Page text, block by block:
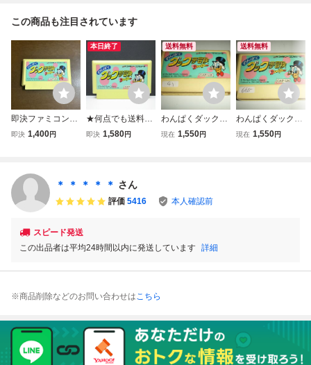
この商品も注目されています
即決ファミコンソ
フト わんぱくダッ
即決 1,400円
本日終了
★何点でも送料１
８５円★ わんぱく
作確認済み
即決 1,580円
送料無料
わんぱくダック夢
冒険 DUCKTALES
現在 1,550円
送料無料
わんぱくダック夢
冒険 DUCKTALES
現在 1,550円
＊ ＊ ＊ ＊ ＊ さん
評価 5416 本人確認前
スピード発送
この出品者は平均24時間以内に発送しています 詳細
※商品削除などのお問い合わせはこちら